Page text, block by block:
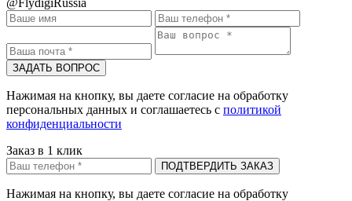
@FlydigiRussia
Нажимая на кнопку, вы даете согласие на обработку
персональных данных и соглашаетесь c политикой
конфиденциальности
Заказ в 1 клик
Нажимая на кнопку, вы даете согласие на обработку